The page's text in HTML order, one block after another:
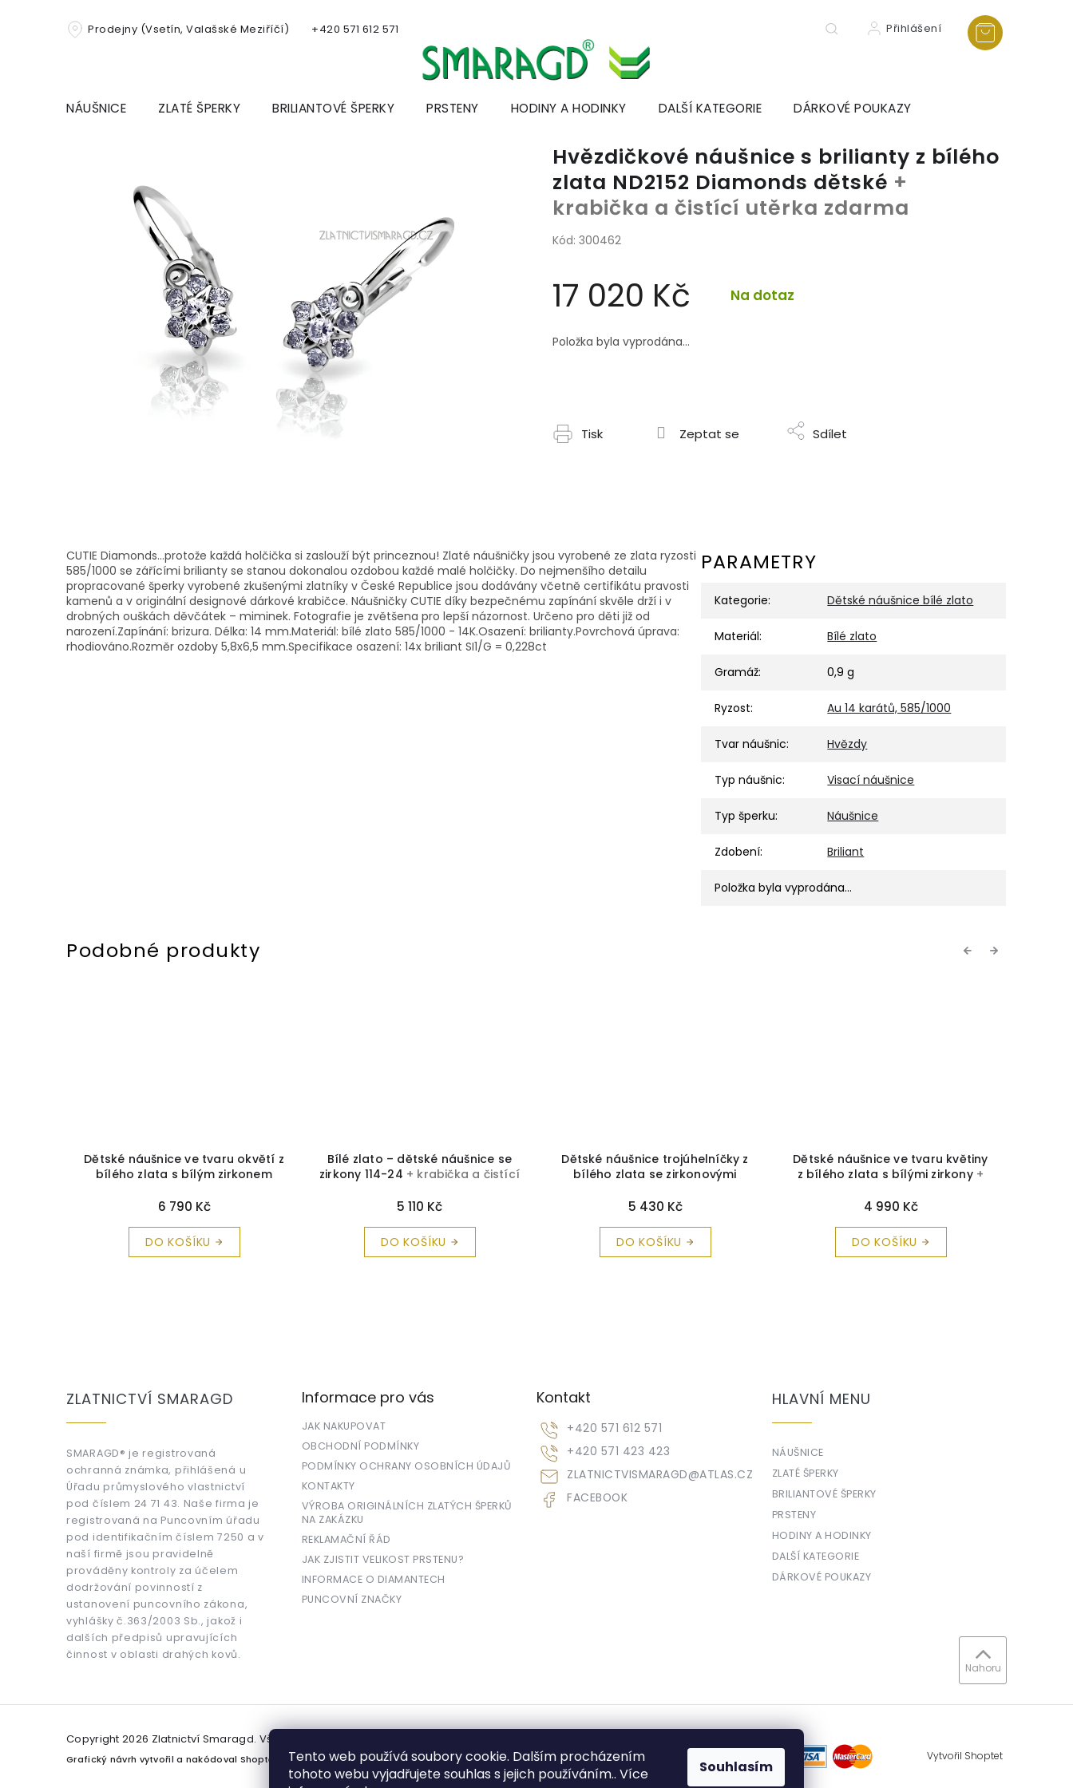
Tento web používá soubory cookie. Dalším procházením
tohoto webu vyjadřujete souhlas s jejich používáním.. Více
Souhlasím
Prodejny (Vsetín, Valašské Meziříčí) +420 571 612 571 Přihlášení
NÁUŠNICE ZLATÉ ŠPERKY BRILIANTOVÉ ŠPERKY PRSTENY HODINY A HODINKY DALŠÍ KATEGORIE DÁRKOVÉ POUKAZY
Hvězdičkové náušnice s brilianty z bílého
zlata ND2152 Diamonds dětské +
krabička a čistící utěrka zdarma
Kód: 300462
17 020 Kč Na dotaz
cena:
Položka byla vyprodána…
Tisk Zeptat se Sdílet
CUTIE Diamonds...protože každá holčička si zaslouží být princeznou! Zlaté náušničky jsou vyrobené ze zlata ryzosti
585/1000 se zářícími brilianty se stanou dokonalou ozdobou každé malé holčičky. Do nejmenšího detailu
propracované šperky vyrobené zkušenými zlatníky v České Republice jsou dodávány včetně certifikátu pravosti
kamenů a v originální designové dárkové krabičce. Náušničky CUTIE díky bezpečnému zapínání skvěle drží i v
drobných ouškách děvčátek – miminek. Fotografie je zvětšena pro lepší názornost. Určeno pro děti již od
narození.Zapínání: brizura. Délka: 14 mm.Materiál: bílé zlato 585/1000 - 14K.Osazení: brilianty.Povrchová úprava:
rhodiováno.Rozměr ozdoby 5,8x6,5 mm.Specifikace osazení: 14x briliant SI1/G = 0,228ct
PARAMETRY
Kategorie: Dětské náušnice bílé zlato
Materiál: Bílé zlato
Gramáž: 0,9 g
Ryzost: Au 14 karátů, 585/1000
Tvar náušnic: Hvězdy
Typ náušnic: Visací náušnice
Typ šperku: Náušnice
Zdobení: Briliant
Položka byla vyprodána…
Previous
Dětské náušnice ve tvaru okvětí z
bílého zlata s bílým zirkonem
zdarma
6 790 Kč
DO KOŠÍKU
Bílé zlato – dětské náušnice se
zirkony 114-24 + krabička a čistící
5 110 Kč
DO KOŠÍKU
Dětské náušnice trojúhelníčky z
bílého zlata se zirkonovými
čistící utěrka zdarma
5 430 Kč
DO KOŠÍKU
Dětské náušnice ve tvaru květiny
z bílého zlata s bílými zirkony +
4 990 Kč
DO KOŠÍKU
Next
ZLATNICTVÍ SMARAGD
SMARAGD® je registrovaná
ochranná známka, přihlášená u
Úřadu průmyslového vlastnictví
pod číslem 24 71 43. Naše firma je
registrovaná na Puncovním úřadu
pod identifikačním číslem 7250 a v
naší firmě jsou pravidelně
prováděny kontroly za účelem
dodržování povinností z
ustanovení puncovního zákona,
vyhlášky č.363/2003 Sb., jakož i
dalších předpisů upravujících
činnost v oblasti drahých kovů.
Informace pro vás
JAK NAKUPOVAT
OBCHODNÍ PODMÍNKY
PODMÍNKY OCHRANY OSOBNÍCH ÚDAJŮ
KONTAKTY
VÝROBA ORIGINÁLNÍCH ZLATÝCH ŠPERKŮ
NA ZAKÁZKU
REKLAMAČNÍ ŘÁD
JAK ZJISTIT VELIKOST PRSTENU?
INFORMACE O DIAMANTECH
PUNCOVNÍ ZNAČKY
Kontakt
ZLATNICTVISMARAGD@ATLAS.CZ
+420 571 612 571
+420 571 423 423
FACEBOOK
HLAVNÍ MENU
NÁUŠNICE
ZLATÉ ŠPERKY
BRILIANTOVÉ ŠPERKY
PRSTENY
HODINY A HODINKY
DALŠÍ KATEGORIE
DÁRKOVÉ POUKAZY
Vytvořil Shoptet
Copyright 2026 Zlatnictví Smaragd. Všechna práva vyhrazena.
Grafický návrh vytvořil a nakódoval Shoptetak.cz
Nahoru